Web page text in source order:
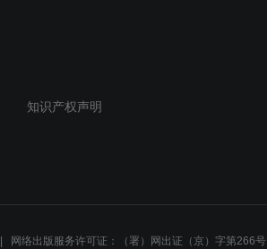
知识产权声明
网络出版服务许可证：（署）网出证（京）字第266号